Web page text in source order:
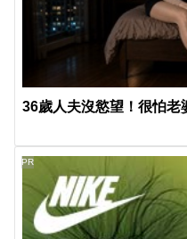
36歲人夫沒慾望！很怕老
PR